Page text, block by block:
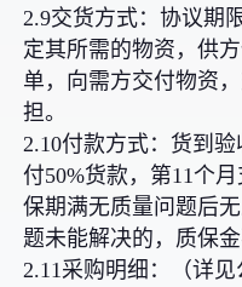
2.9交货方式：协议期
定其所需的物资，供
单，向需方交付物资
担。
2.10付款方式：货到
付50%货款，第11个
保期满无质量问题后
题未能解决的，质保金
2.11采购明细：（详见